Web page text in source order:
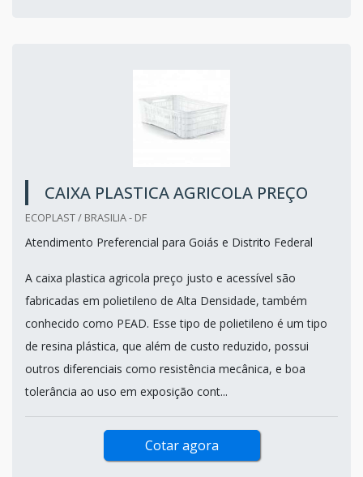
CAIXA PLASTICA AGRICOLA PREÇO
ECOPLAST / BRASILIA - DF
Atendimento Preferencial para Goiás e Distrito Federal
A caixa plastica agricola preço justo e acessível são
fabricadas em polietileno de Alta Densidade, também
conhecido como PEAD. Esse tipo de polietileno é um tipo
de resina plástica, que além de custo reduzido, possui
outros diferenciais como resistência mecânica, e boa
tolerância ao uso em exposição cont...
Cotar agora